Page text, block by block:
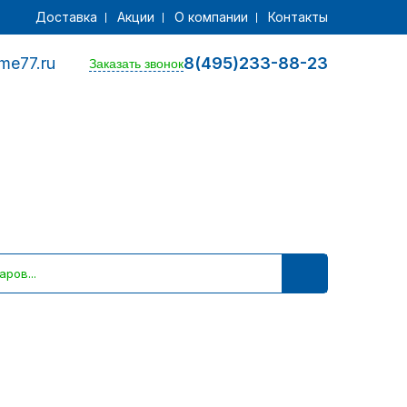
Доставка Акции О компании Контакты
8(495)233-88-23
Заказать звонок